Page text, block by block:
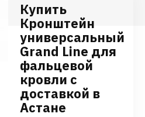
Купить
Кронштейн
универсальный
Grand Line для
фальцевой
кровли с
доставкой в
Астане